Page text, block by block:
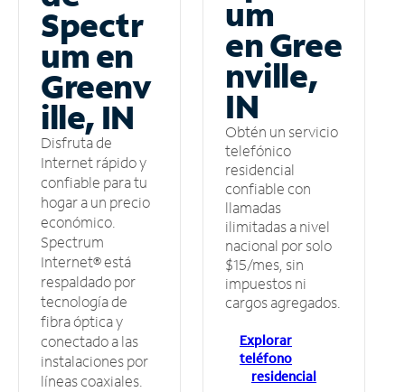
Spectr
um en
Greenv
ille, IN
Disfruta de
Internet rápido y
confiable para tu
hogar a un precio
económico.
Spectrum
Internet® está
respaldado por
tecnología de
fibra óptica y
conectado a las
instalaciones por
líneas coaxiales.
um
en Gree
nville,
IN
Obtén un servicio
telefónico
residencial
confiable con
llamadas
ilimitadas a nivel
nacional por solo
$15/mes, sin
impuestos ni
cargos agregados.
Explorar
teléfono
residencial